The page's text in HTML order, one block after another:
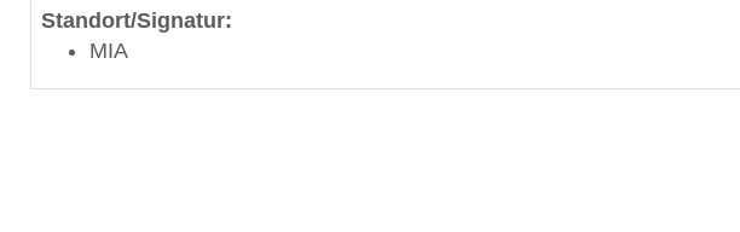
Standort/Signatur:
MIA